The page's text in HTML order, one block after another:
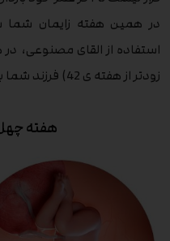
در همین هفته زایمان شما
زودتر از هفته ی 42) فرزند شما به دنیا خواهد آمد.
هفته چهل